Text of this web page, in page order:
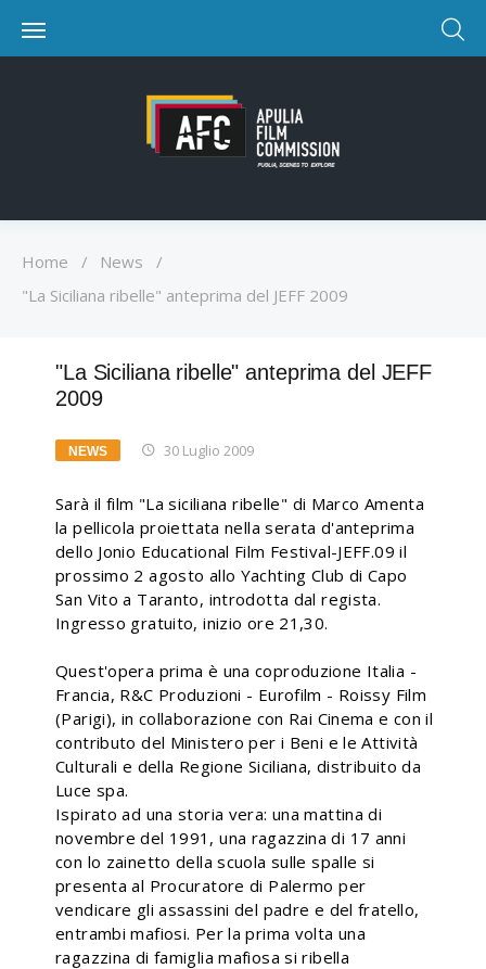
Home / News
/
"La Siciliana ribelle" anteprima del JEFF 2009
"La Siciliana ribelle" anteprima del JEFF
2009
NEWS 30 Luglio 2009
Sarà il film "La siciliana ribelle" di Marco Amenta
la pellicola proiettata nella serata d'anteprima
dello Jonio Educational Film Festival-JEFF.09 il
prossimo 2 agosto allo Yachting Club di Capo
San Vito a Taranto, introdotta dal regista.
Ingresso gratuito, inizio ore 21,30.
Quest'opera prima è una coproduzione Italia -
Francia, R&C Produzioni - Eurofilm - Roissy Film
(Parigi), in collaborazione con Rai Cinema e con il
contributo del Ministero per i Beni e le Attività
Culturali e della Regione Siciliana, distribuito da
Luce spa.
Ispirato ad una storia vera: una mattina di
novembre del 1991, una ragazzina di 17 anni
con lo zainetto della scuola sulle spalle si
presenta al Procuratore di Palermo per
vendicare gli assassini del padre e del fratello,
entrambi mafiosi. Per la prima volta una
ragazzina di famiglia mafiosa si ribella